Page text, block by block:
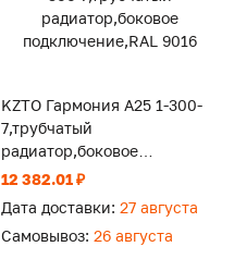
KZTO Гармония А25 1-300-
7,трубчатый
радиатор,боковое
подключение,RAL 9016
12 382.01 ₽
Дата доставки: 27 августа
Самовывоз: 26 августа